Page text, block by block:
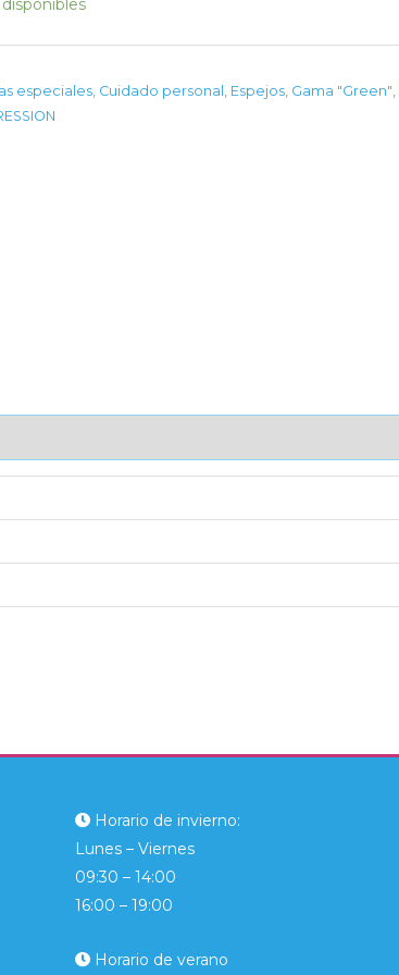
disponibles
especiales Cuidado personal Espejos Gama "Green"
Horario de invierno:
Lunes – Viernes
09:30 – 14:00
16:00 – 19:00
Horario de verano